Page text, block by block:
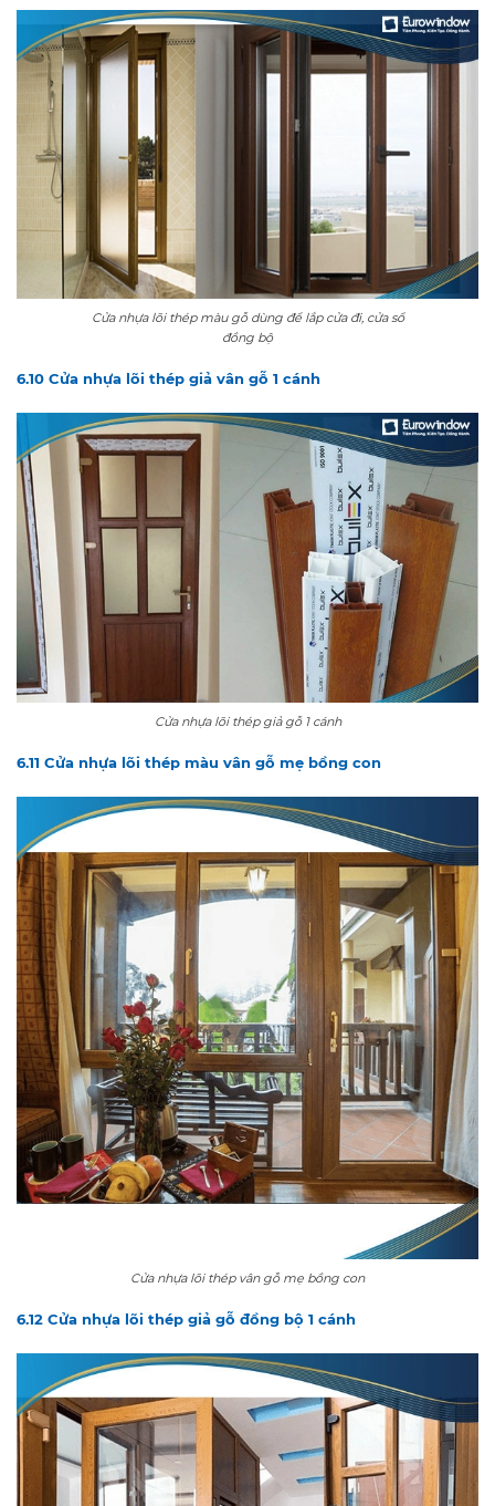
Cửa nhựa lõi thép màu gỗ dùng để lắp cửa đi, cửa sổ
đồng bộ
6.10 Cửa nhựa lõi thép giả vân gỗ 1 cánh
Cửa nhựa lõi thép giả gỗ 1 cánh
6.11 Cửa nhựa lõi thép màu vân gỗ mẹ bồng con
Cửa nhựa lõi thép vân gỗ mẹ bồng con
6.12 Cửa nhựa lõi thép giả gỗ đồng bộ 1 cánh